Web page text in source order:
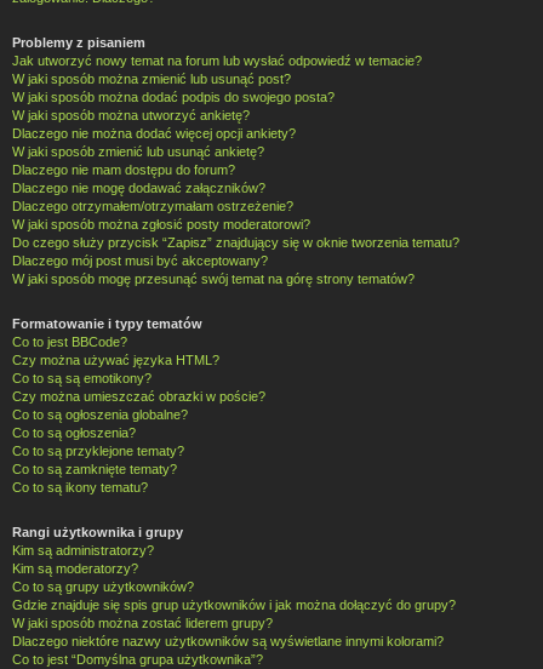
Problemy z pisaniem
Jak utworzyć nowy temat na forum lub wysłać odpowiedź w temacie?
W jaki sposób można zmienić lub usunąć post?
W jaki sposób można dodać podpis do swojego posta?
W jaki sposób można utworzyć ankietę?
Dlaczego nie można dodać więcej opcji ankiety?
W jaki sposób zmienić lub usunąć ankietę?
Dlaczego nie mam dostępu do forum?
Dlaczego nie mogę dodawać załączników?
Dlaczego otrzymałem/otrzymałam ostrzeżenie?
W jaki sposób można zgłosić posty moderatorowi?
Do czego służy przycisk “Zapisz” znajdujący się w oknie tworzenia tematu?
Dlaczego mój post musi być akceptowany?
W jaki sposób mogę przesunąć swój temat na górę strony tematów?
Formatowanie i typy tematów
Co to jest BBCode?
Czy można używać języka HTML?
Co to są są emotikony?
Czy można umieszczać obrazki w poście?
Co to są ogłoszenia globalne?
Co to są ogłoszenia?
Co to są przyklejone tematy?
Co to są zamknięte tematy?
Co to są ikony tematu?
Rangi użytkownika i grupy
Kim są administratorzy?
Kim są moderatorzy?
Co to są grupy użytkowników?
Gdzie znajduje się spis grup użytkowników i jak można dołączyć do grupy?
W jaki sposób można zostać liderem grupy?
Dlaczego niektóre nazwy użytkowników są wyświetlane innymi kolorami?
Co to jest “Domyślna grupa użytkownika”?